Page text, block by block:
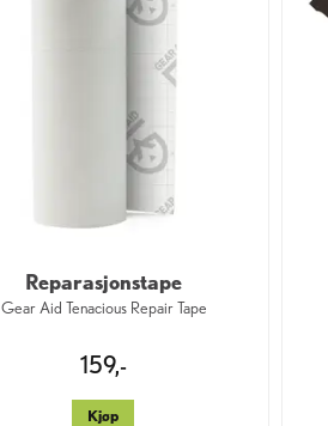
Reparasjonstape
Gear Aid Tenacious Repair Tape
159,-
Kjøp